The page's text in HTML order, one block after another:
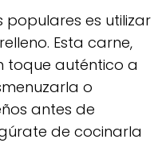
populares es utilizar
Esta carne,
toque auténtico a
o
antes de
de cocinarla